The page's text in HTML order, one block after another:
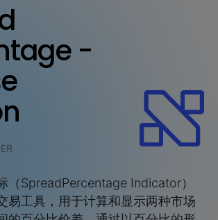
-
（SpreadPercentage Indicator）
易工具，用于计算和显示两种市场